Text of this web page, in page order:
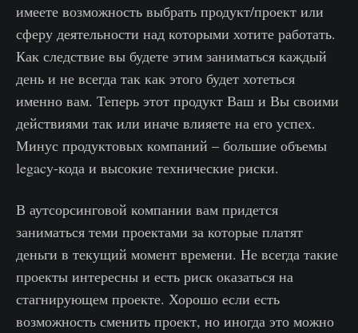
имеете возможность выбрать продукт/проект или
сферу деятельности над которыми хотите работать.
Как следствие вы будете этим заниматься каждый
день и не всегда так как этого будет хотеться
именно вам. Теперь этот продукт Ваш и Вы своими
действиями так или иначе влияете на его успех.
Минус продуктовых компаний – большие объемы
legacy-кода и высокие технические риски.
В аутсорсинговой компании вам придется
заниматься теми проектами за которые платят
деньги в текущий момент времени. Не всегда такие
проекты интересны и есть риск оказаться на
стагнирующем проекте. Хорошо если есть
возможность сменить проект, но иногда это можно